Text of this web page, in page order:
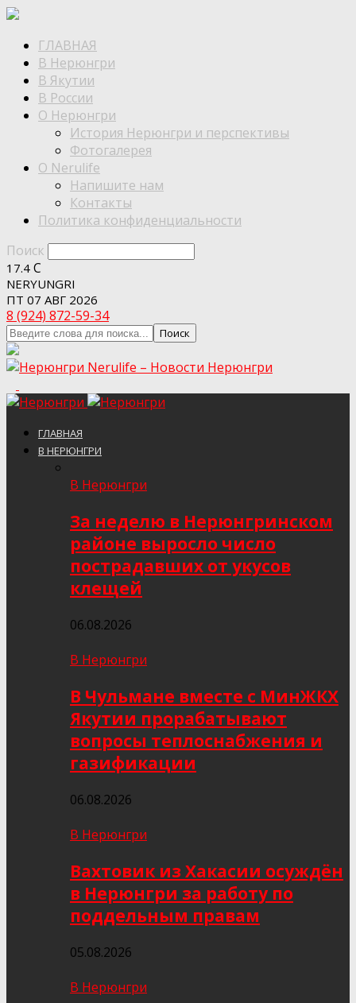
ГЛАВНАЯ
В Нерюнгри
В Якутии
В России
О Нерюнгри
История Нерюнгри и перспективы
Фотогалерея
О Nerulife
Напишите нам
Контакты
Политика конфиденциальности
Поиск
17.4 C
NERYUNGRI
ПТ 07 АВГ 2026
8 (924) 872-59-34
Nerulife – Новости Нерюнгри
ГЛАВНАЯ
В НЕРЮНГРИ
В Нерюнгри
За неделю в Нерюнгринском
районе выросло число
пострадавших от укусов
клещей
06.08.2026
В Нерюнгри
В Чульмане вместе с МинЖКХ
Якутии прорабатывают
вопросы теплоснабжения и
газификации
06.08.2026
В Нерюнгри
Вахтовик из Хакасии осуждён
в Нерюнгри за работу по
поддельным правам
05.08.2026
В Нерюнгри